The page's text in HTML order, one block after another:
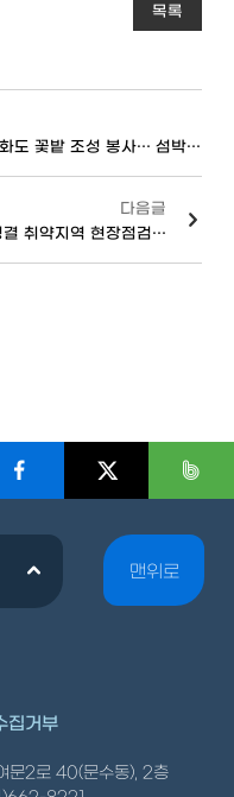
목록
여수시도시관리공단, 자매도서 하화도 꽃밭 조성 봉사… 섬박람회 성공 개최 힘 보태
다음글
여수시도시관리공단, 노사 공동 참여 청결 취약지역 현장점검 실시
집거부
문2로 40(문수동), 2층
맨위로